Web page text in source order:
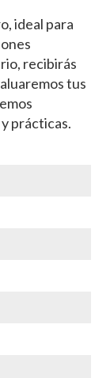
ideal para
recibirás
tus
prácticas.